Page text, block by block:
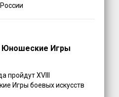
Юношеские Игры
пройдут XVIII
Игры боевых искусств